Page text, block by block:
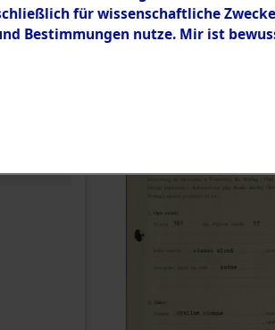
0006
für wissenschaftliche
Bestimmungen nutze. Mir ist